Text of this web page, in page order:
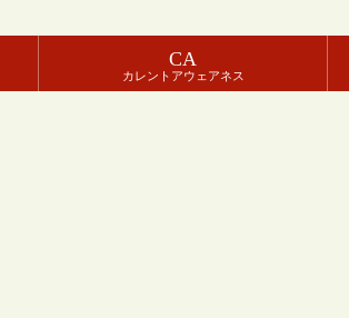
CA
カレントアウェアネス